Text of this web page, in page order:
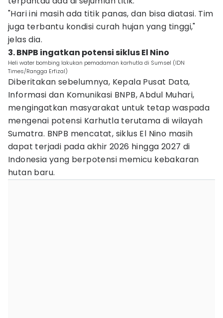
"Hari ini masih ada titik panas, dan bisa diatasi. Tim
juga terbantu kondisi curah hujan yang tinggi,"
jelas dia.
3. BNPB ingatkan potensi siklus El Nino
Heli water bombing lakukan pemadaman karhutla di Sumsel (IDN
Times/Rangga Erfizal)
Diberitakan sebelumnya, Kepala Pusat Data,
Informasi dan Komunikasi BNPB, Abdul Muhari,
mengingatkan masyarakat untuk tetap waspada
mengenai potensi Karhutla terutama di wilayah
Sumatra. BNPB mencatat, siklus El Nino masih
dapat terjadi pada akhir 2026 hingga 2027 di
Indonesia yang berpotensi memicu kebakaran
hutan baru.